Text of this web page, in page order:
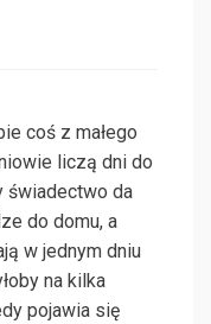
coś z małego
liczą dni do
świadectwo da
do domu, a
w jednym dniu
na kilka
pojawia się